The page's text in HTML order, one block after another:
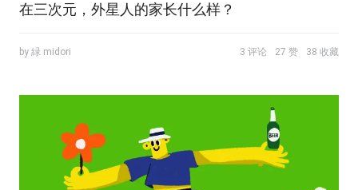
在三次元，外星人的家长什么样？
by 緑 midori 3 评论 27 赞 38 收藏